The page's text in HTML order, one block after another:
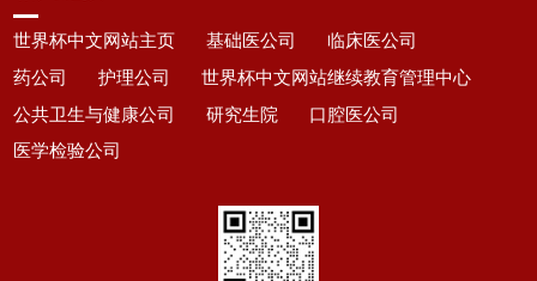
世界杯中文网站主页 基础医公司
临床医公司
药公司
护理公司
世界杯中文网站继续教育管理中心
公共卫生与健康公司
研究生院
口腔医公司
医学检验公司